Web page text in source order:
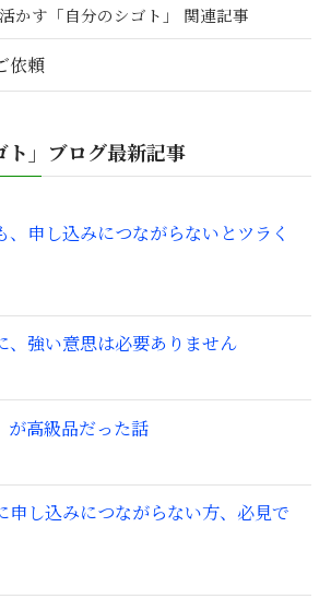
かす「自分のシゴト」 関連記事
依頼
ト」ブログ最新記事
、申し込みにつながらないとツラく
、強い意思は必要ありません
が高級品だった話
申し込みにつながらない方、必見で